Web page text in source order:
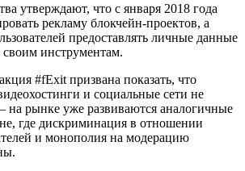
утверждают, что с января 2018 года
рекламу блокчейн-проектов, а
предоставлять личные данные
инструментам.
#fExit призвана показать, что
и социальные сети не
на рынке уже развиваются аналогичные
где дискриминация в отношении
и монополия на модерацию